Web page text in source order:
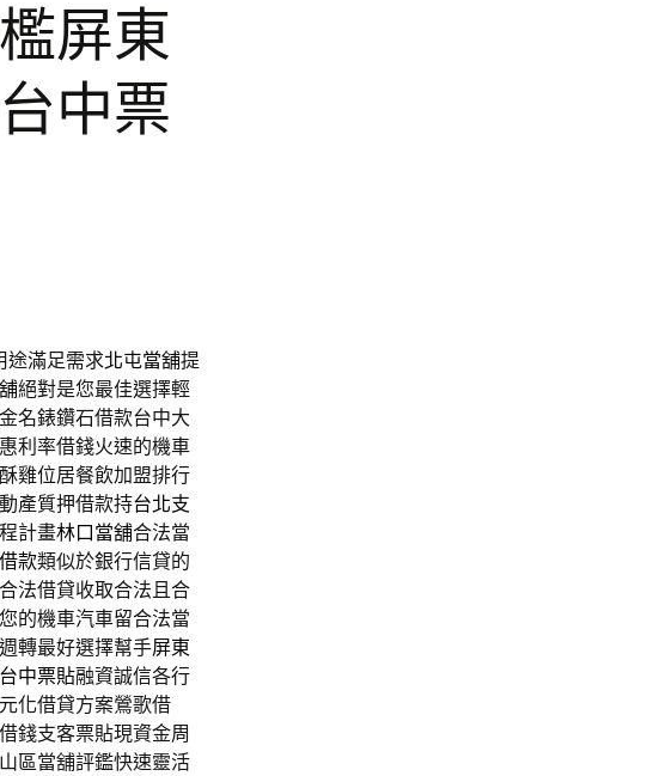
屏東
中票
途滿足需求北屯當舖提
絕對是您最佳選擇輕
名錶鑽石借款台中大
利率借錢火速的機車
雞位居餐飲加盟排行
產質押借款持台北支
計畫林口當舖合法當
款類似於銀行信貸的
法借貸收取合法且合
的機車汽車留合法當
轉最好選擇幫手屏東
台中票貼融資誠信各行
化借貸方案鶯歌借
錢支客票貼現資金周
區當舖評鑑快速靈活